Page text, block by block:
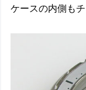
ケースの内側も